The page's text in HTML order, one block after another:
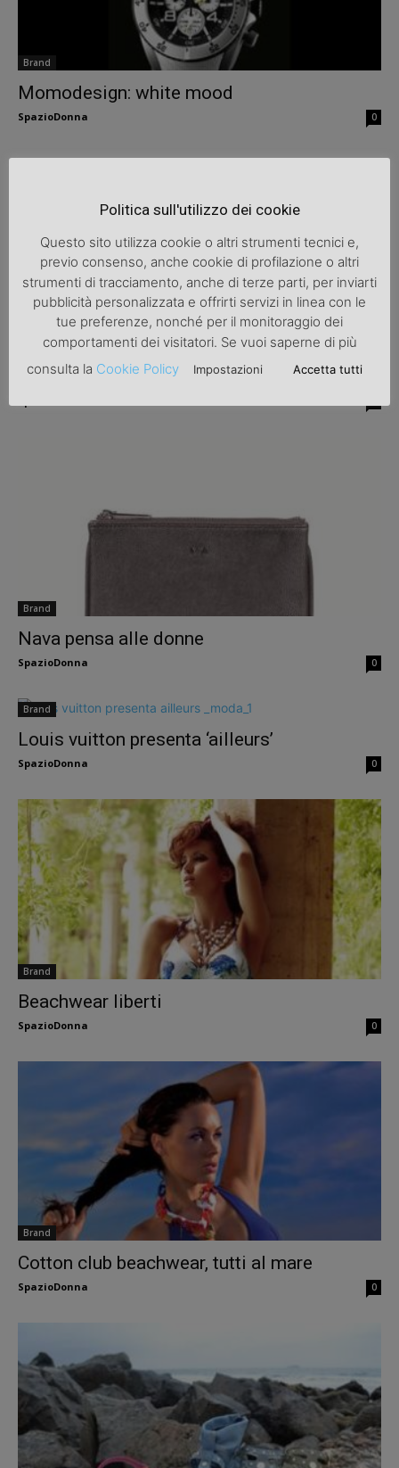
Brand
Momodesign: white mood
SpazioDonna 0
La nuova collezione etica by vivienne
westwood
Brand
Nava pensa alle donne
SpazioDonna 0
Brand
Louis vuitton presenta ‘ailleurs’
SpazioDonna 0
Brand
Beachwear liberti
SpazioDonna 0
Brand
Cotton club beachwear, tutti al mare
SpazioDonna 0
Politica sull'utilizzo dei cookie
Questo sito utilizza cookie o altri strumenti tecnici e,
previo consenso, anche cookie di profilazione o altri
strumenti di tracciamento, anche di terze parti, per inviarti
pubblicità personalizzata e offrirti servizi in linea con le
tue preferenze, nonché per il monitoraggio dei
comportamenti dei visitatori. Se vuoi saperne di più
consulta la Cookie Policy Impostazioni Accetta tutti